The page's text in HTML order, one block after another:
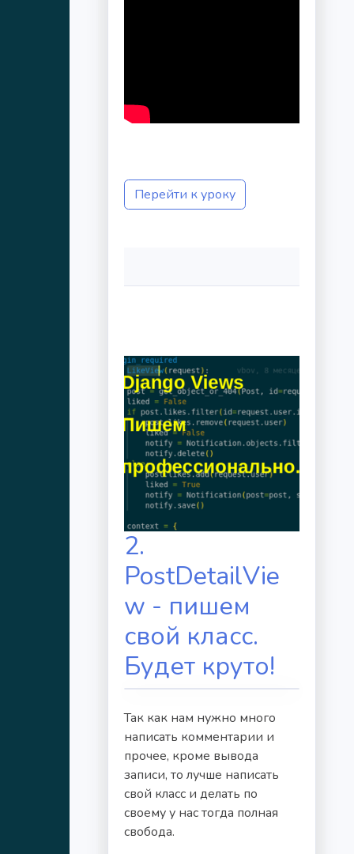
Перейти к уроку
2.
PostDetailVie
w - пишем
свой класс.
Будет круто!
Так как нам нужно много
написать комментарии и
прочее, кроме вывода
записи, то лучше написать
свой класс и делать по
своему у нас тогда полная
свобода.